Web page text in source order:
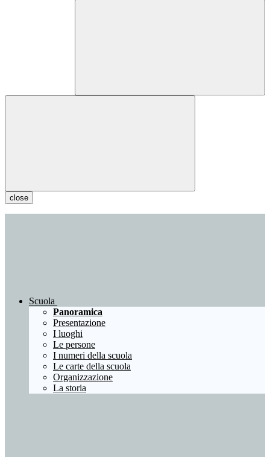
close
Scuola
Panoramica
Presentazione
I luoghi
Le persone
I numeri della scuola
Le carte della scuola
Organizzazione
La storia